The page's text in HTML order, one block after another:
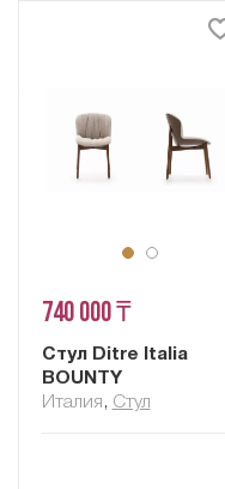
740 000 ₸
Стул Ditre Italia
BOUNTY
Италия , Стул